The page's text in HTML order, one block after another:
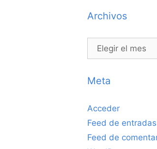
Archivos
Archivos
Meta
Acceder
Feed de entradas
Feed de